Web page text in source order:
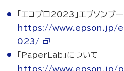
「エコプロ2023」エプソンブ
https://www.epson.jp/
023/
「PaperLab」について
https://www.epson.jp/